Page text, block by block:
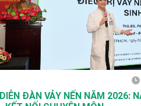
DIỄN ĐÀN VẢY NẾN NĂM 2026: